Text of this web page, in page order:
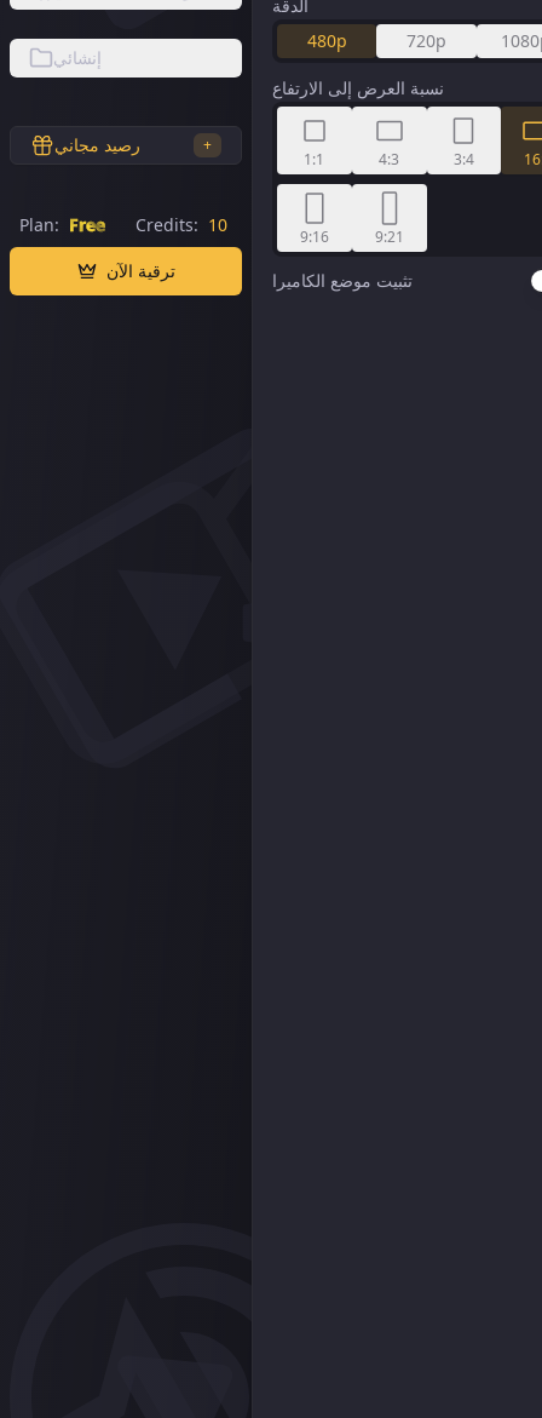
إنشائي
رصيد مجاني +
Plan: Free Credits: 10
ترقية الآن
الدقة
480p
720p
نسبة العرض إلى الارتفاع
1:1 4:3 3:4
9:16 9:21
تثبيت موضع الكاميرا